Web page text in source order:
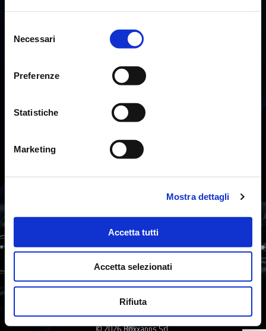
delNecessari
Preferenze
Statistiche
Marketing
Mostra dettagli
Accetta tutti
Accetta selezionati
Rifiuta
Boxxapps s.r.l
30020 Marcon (VE)
Capitale Sociale €100.000,00 i.v.
PEC: boxxapps@legalmail.it
Num. verde 800 893984
a controllo e coordinamento
da parte di Halley Veneto s.r.l.
NOTE LEGALI
SISTEMA DI VIDEOSORVEGLIANZA
SGI
CODICE ETICO
AFFIDAMENTO SERVIZI CLOUD